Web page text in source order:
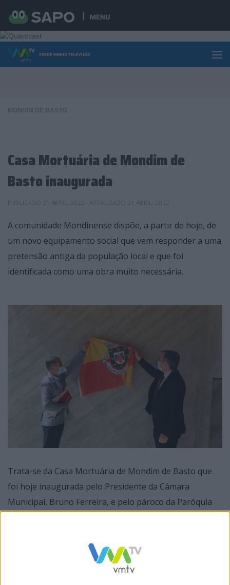
MENU
Skip to content
Casa Mortuária de Mondim de
Basto inaugurada
A comunidade Mondinense dispõe, a partir de hoje, de
um novo equipamento social que vem responder a uma
pretensão antiga da população local e que foi
identificada como uma obra muito necessária.
Trata-se da Casa Mortuária de Mondim de Basto que
foi hoje inaugurada pelo Presidente da Câmara
Municipal, Bruno Ferreira, e pelo pároco da Paróquia
simbólica, por coincidir com o dia da celebração do
Centenário da Diocese de Vila Real.